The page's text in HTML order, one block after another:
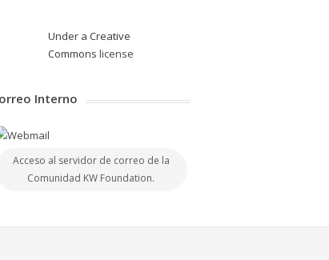
Under a Creative
Commons license
Interno
Acceso al servidor de correo de la
Comunidad KW Foundation.